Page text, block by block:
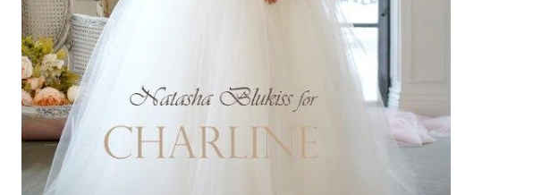
Для вас найдено 25 платьев